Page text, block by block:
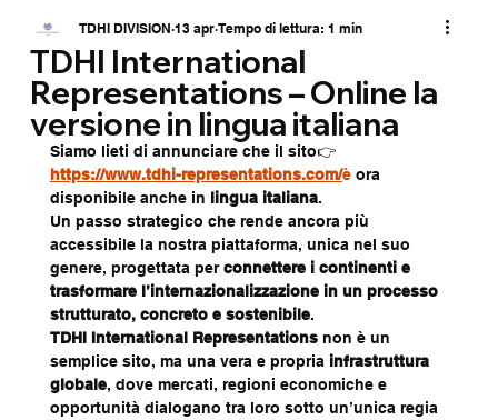
TDHI International
Representations – Online la
versione in lingua italiana
TDHI DIVISION 13 apr Tempo di lettura: 1 min
Siamo lieti di annunciare che il sito👉
https://www.tdhi-representations.com/è ora
disponibile anche in lingua italiana.
Un passo strategico che rende ancora più
accessibile la nostra piattaforma, unica nel suo
genere, progettata per connettere i continenti e
trasformare l’internazionalizzazione in un processo
strutturato, concreto e sostenibile.
TDHI International Representations non è un
semplice sito, ma una vera e propria infrastruttura
globale, dove mercati, regioni economiche e
opportunità dialogano tra loro sotto un’unica regia